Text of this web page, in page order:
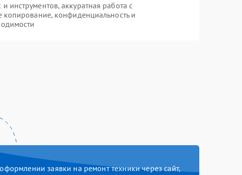
аккуратная работа с
конфиденциальность и
заявки на ремонт техники через сайт,